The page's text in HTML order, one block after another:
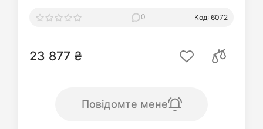
0 Код: 6072
23 877 ₴
Повідомте мене